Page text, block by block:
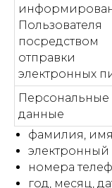
Пользователя
посредством
отправки
электронных
Персональные
данные
фамилия,
электронный
номера
год, месяц,